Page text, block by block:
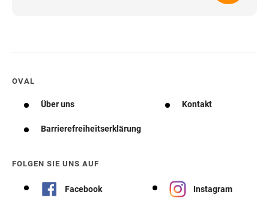
OVAL
Über uns Kontakt
Barrierefreiheitserklärung
FOLGEN SIE UNS AUF
Facebook Instagram